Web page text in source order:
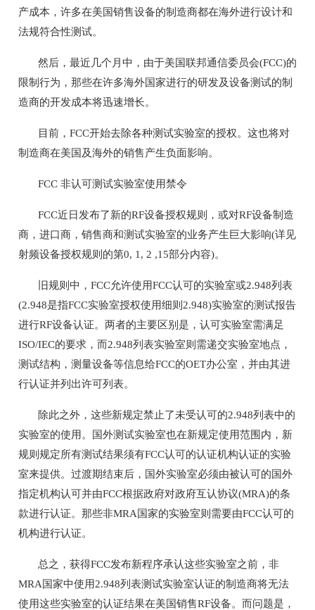
产成本，许多在美国销售设备的制造商都在海外进行设计和
法规符合性测试。
然后，最近几个月中，由于美国联邦通信委员会(FCC)的
限制行为，那些在许多海外国家进行的研发及设备测试的制
造商的开发成本将迅速增长。
目前，FCC开始去除各种测试实验室的授权。这也将对
制造商在美国及海外的销售产生负面影响。
FCC 非认可测试实验室使用禁令
FCC近日发布了新的RF设备授权规则，或对RF设备制造
商，进口商，销售商和测试实验室的业务产生巨大影响(详见
射频设备授权规则的第0, 1, 2 ,15部分内容)。
旧规则中，FCC允许使用FCC认可的实验室或2.948列表
(2.948是指FCC实验室授权使用细则2.948)实验室的测试报告
进行RF设备认证。两者的主要区别是，认可实验室需满足
ISO/IEC的要求，而2.948列表实验室则需递交实验室地点，
测试结构，测量设备等信息给FCC的OET办公室，并由其进
行认证并列出许可列表。
除此之外，这些新规定禁止了未受认可的2.948列表中的
实验室的使用。国外测试实验室也在新规定使用范围内，新
规则规定所有测试结果须有FCC认可的认证机构认证的实验
室来提供。过渡期结束后，国外实验室必须由被认可的国外
指定机构认可并由FCC根据政府对政府互认协议(MRA)的条
款进行认证。那些非MRA国家的实验室则需要由FCC认可的
机构进行认证。
总之，获得FCC发布新程序承认这些实验室之前，非
MRA国家中使用2.948列表测试实验室认证的制造商将无法
使用这些实验室的认证结果在美国销售RF设备。而问题是，